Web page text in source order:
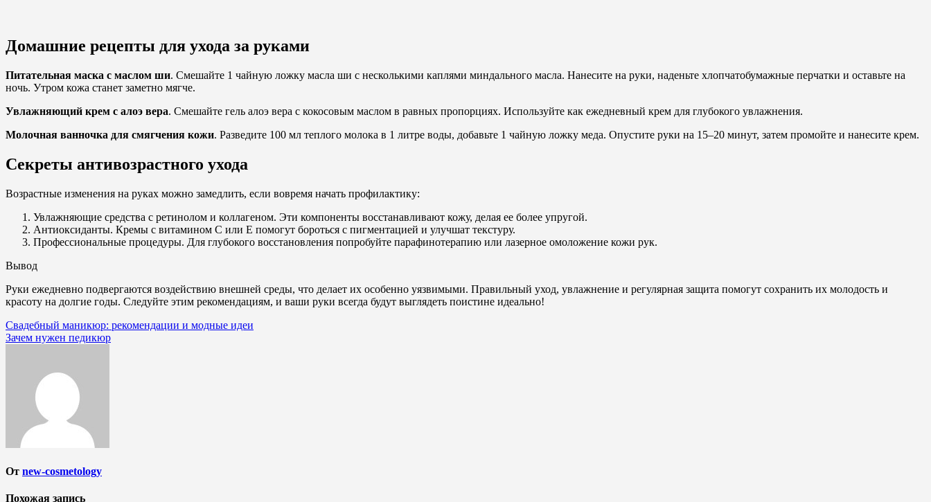
Домашние рецепты для ухода за руками
Питательная маска с маслом ши. Смешайте 1 чайную ложку масла ши с несколькими каплями миндального масла. Нанесите на руки, наденьте хлопчатобумажные перчатки и оставьте на
ночь. Утром кожа станет заметно мягче.
Увлажняющий крем с алоэ вера. Смешайте гель алоэ вера с кокосовым маслом в равных пропорциях. Используйте как ежедневный крем для глубокого увлажнения.
Молочная ванночка для смягчения кожи. Разведите 100 мл теплого молока в 1 литре воды, добавьте 1 чайную ложку меда. Опустите руки на 15–20 минут, затем промойте и нанесите крем.
Секреты антивозрастного ухода
Возрастные изменения на руках можно замедлить, если вовремя начать профилактику:
Увлажняющие средства с ретинолом и коллагеном. Эти компоненты восстанавливают кожу, делая ее более упругой.
Антиоксиданты. Кремы с витамином C или E помогут бороться с пигментацией и улучшат текстуру.
Профессиональные процедуры. Для глубокого восстановления попробуйте парафинотерапию или лазерное омоложение кожи рук.
Вывод
Руки ежедневно подвергаются воздействию внешней среды, что делает их особенно уязвимыми. Правильный уход, увлажнение и регулярная защита помогут сохранить их молодость и
красоту на долгие годы. Следуйте этим рекомендациям, и ваши руки всегда будут выглядеть поистине идеально!
Навигация
по
Свадебный маникюр: рекомендации и модные идеи
Зачем нужен педикюр
От new-cosmetology
Похожая запись